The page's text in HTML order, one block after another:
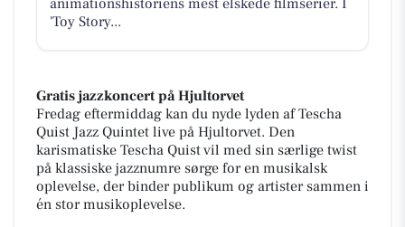
'Toy Story...
Gratis jazzkoncert på Hjultorvet
Fredag eftermiddag kan du nyde lyden af Tescha
Quist Jazz Quintet live på Hjultorvet. Den
karismatiske Tescha Quist vil med sin særlige twist
på klassiske jazznumre sørge for en musikalsk
oplevelse, der binder publikum og artister sammen i
én stor musikoplevelse.